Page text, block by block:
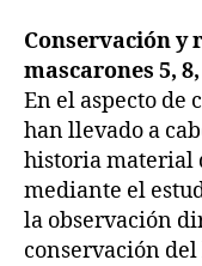
Conservación y
mascarones 5, 8,
En el aspecto de
han llevado a
historia material
mediante el
la observación
conservación